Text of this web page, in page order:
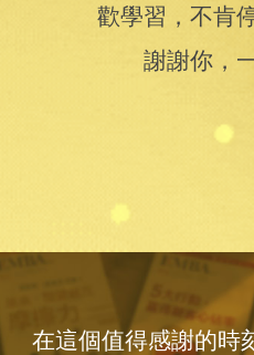
歡學習，不肯
謝謝你，
在這個值得感謝的時